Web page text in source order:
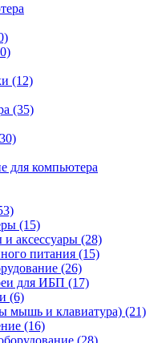
(12)
(35)
для компьютера
(15)
аксессуары (28)
питания (15)
(26)
для ИБП (17)
(6)
мышь и клавиатура) (21)
(16)
(28)